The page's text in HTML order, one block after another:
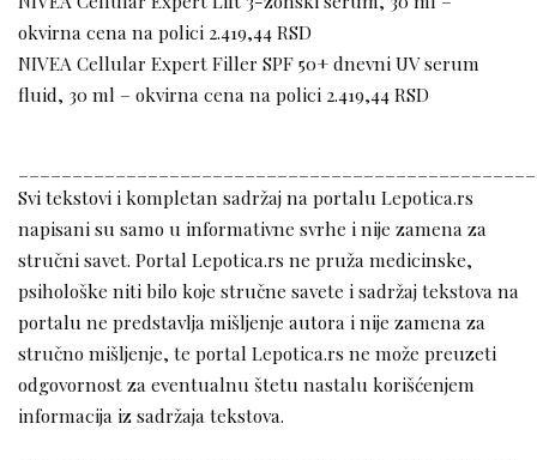
okvirna cena na polici 2.419,44 RSD
NIVEA Cellular Expert Filler SPF 50+ dnevni UV serum
fluid, 30 ml – okvirna cena na polici 2.419,44 RSD
Svi tekstovi i kompletan sadržaj na portalu Lepotica.rs
napisani su samo u informativne svrhe i nije zamena za
stručni savet. Portal Lepotica.rs ne pruža medicinske,
psihološke niti bilo koje stručne savete i sadržaj tekstova na
portalu ne predstavlja mišljenje autora i nije zamena za
stručno mišljenje, te portal Lepotica.rs ne može preuzeti
odgovornost za eventualnu štetu nastalu korišćenjem
informacija iz sadržaja tekstova.